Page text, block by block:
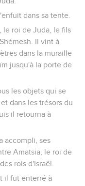
comme l’avaient
des péchés de
pécher Israël.
lui et le frappa à
à sa place.
décrit dans les
déclaré à Jéhu :
génération seront
trente-neuvième
pendant un mois à